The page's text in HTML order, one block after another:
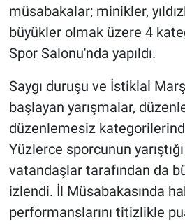
müsabakalar; minikler,
büyükler olmak üzere 4
Spor Salonu'nda yapıldı.
Saygı duruşu ve İstiklal
başlayan yarışmalar,
düzenlemesiz
Yüzlerce sporcunun
vatandaşlar tarafından da
izlendi. İl Müsabakasında
performanslarını titizlikle